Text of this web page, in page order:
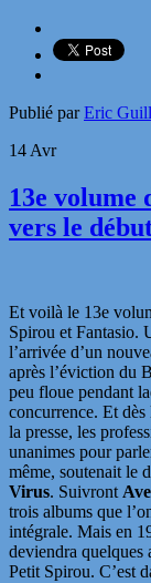
Publié parEric
14 Avr
13e volume
vers le
Et voilà le 13e
Spirou et Fantasio.
l’arrivée d’un
après l’éviction du
peu floue pendant
concurrence. Et dès
la presse, les
unanimes pour
même, soutenait le
Virus. Suivront
trois albums que
intégrale. Mais en
deviendra quelques
Petit Spirou. C’est